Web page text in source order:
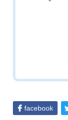
facebook